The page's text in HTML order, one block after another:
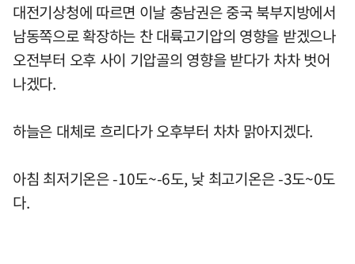
대전기상청에 따르면 이날 충남권은 중국 북부지방에서
남동쪽으로 확장하는 찬 대륙고기압의 영향을 받겠으나
오전부터 오후 사이 기압골의 영향을 받다가 차차 벗어
나겠다.
하늘은 대체로 흐리다가 오후부터 차차 맑아지겠다.
아침 최저기온은 -10도~-6도, 낮 최고기온은 -3도~0도
다.